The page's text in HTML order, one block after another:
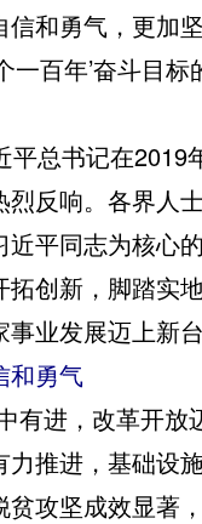
和勇气，更加
一百年’奋斗目标
总书记在2019
反响。各界人
近平同志为核心
拓创新，脚踏实
业发展迈上新台
勇气
进，改革开放
推进，基础设
攻坚成效显著